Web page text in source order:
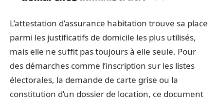
L’attestation d’assurance habitation trouve sa place
parmi les justificatifs de domicile les plus utilisés,
mais elle ne suffit pas toujours à elle seule. Pour
des démarches comme l’inscription sur les listes
électorales, la demande de carte grise ou la
constitution d’un dossier de location, ce document